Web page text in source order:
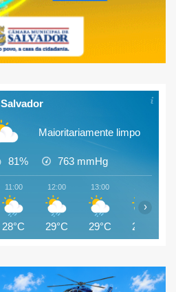
Salvador
Maioritariamente limpo
81% 763 mmHg
11:00
28°C
12:00
29°C
13:00
29°C 28°C
›